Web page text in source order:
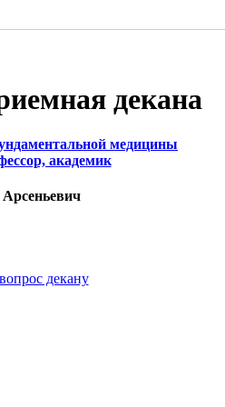
декана
медицины
академик
декану